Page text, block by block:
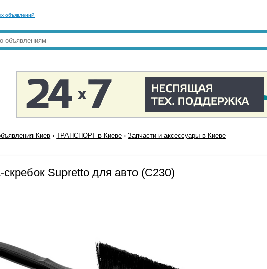
объявлений
Киев ›ТРАНСПОРТ в Киеве ›Запчасти и аксессуары в Киеве
Supretto для авто (C230)